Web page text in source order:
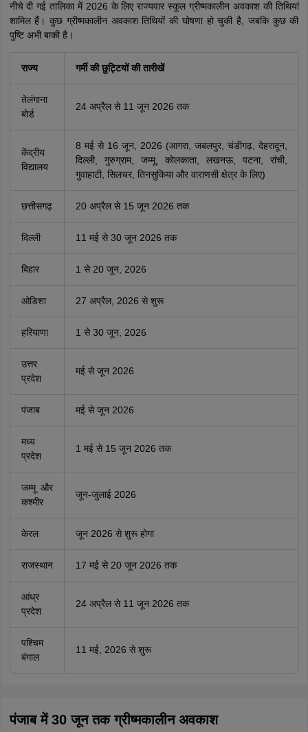
नीचे दी गई तालिका में 2026 के लिए राज्यवार स्कूल ग्रीष्मकालीन अवकाश की तिथियां
शामिल हैं। कुछ ग्रीष्मकालीन अवकाश तिथियों की घोषणा हो चुकी है, जबकि कुछ की
पुष्टि अभी बाकी है।
राज्य गर्मी की छुट्टियों की तारीखें
तेलंगाना
बोर्ड
24 अप्रैल से 11 जून 2026 तक
केंद्रीय
विद्यालय
8 मई से 16 जून, 2026 (आगरा, जबलपुर, चंडीगढ़, देहरादून,
दिल्ली, गुरुग्राम, जम्मू, कोलकाता, लखनऊ, पटना, रांची,
गुवाहाटी, सिलचर, तिनसुकिया और वाराणसी क्षेत्र के लिए)
छत्तीसगढ़ 20 अप्रैल से 15 जून 2026 तक
दिल्ली 11 मई से 30 जून 2026 तक
बिहार 1 से 20 जून, 2026
ओडिशा 27 अप्रैल, 2026 से शुरू
हरियाणा 1 से 30 जून, 2026
उत्तर
प्रदेश
मई से जून 2026
पंजाब मई से जून 2026
मध्य
प्रदेश
1 मई से 15 जून 2026 तक
जम्मू और
कश्मीर
जून-जुलाई 2026
केरल जून 2026 से शुरू होगा
राजस्थान 17 मई से 20 जून 2026 तक
आंध्र
प्रदेश
24 अप्रैल से 11 जून 2026 तक
पश्चिम
बंगाल
11 मई, 2026 से शुरू
पंजाब में 30 जून तक ग्रीष्मकालीन अवकाश